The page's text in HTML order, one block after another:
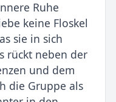
Ruhe
keine Floskel
sie in sich
rückt neben der
und dem
die Gruppe als